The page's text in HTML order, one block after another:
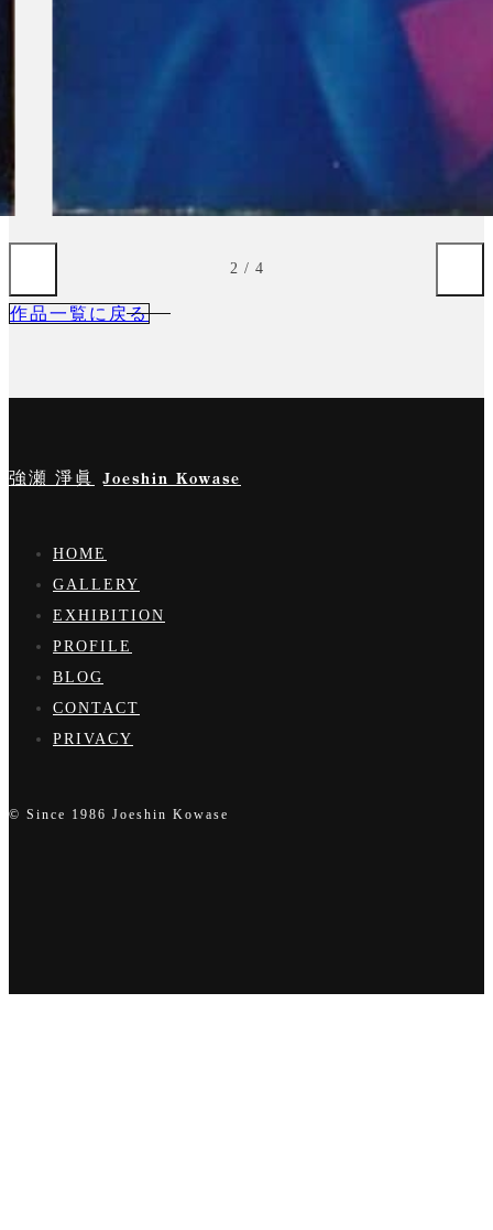
3 / 4
作品一覧に戻る
強瀬 淨眞 Joeshin Kowase
HOME
GALLERY
EXHIBITION
PROFILE
BLOG
CONTACT
PRIVACY
© Since 1986 Joeshin Kowase